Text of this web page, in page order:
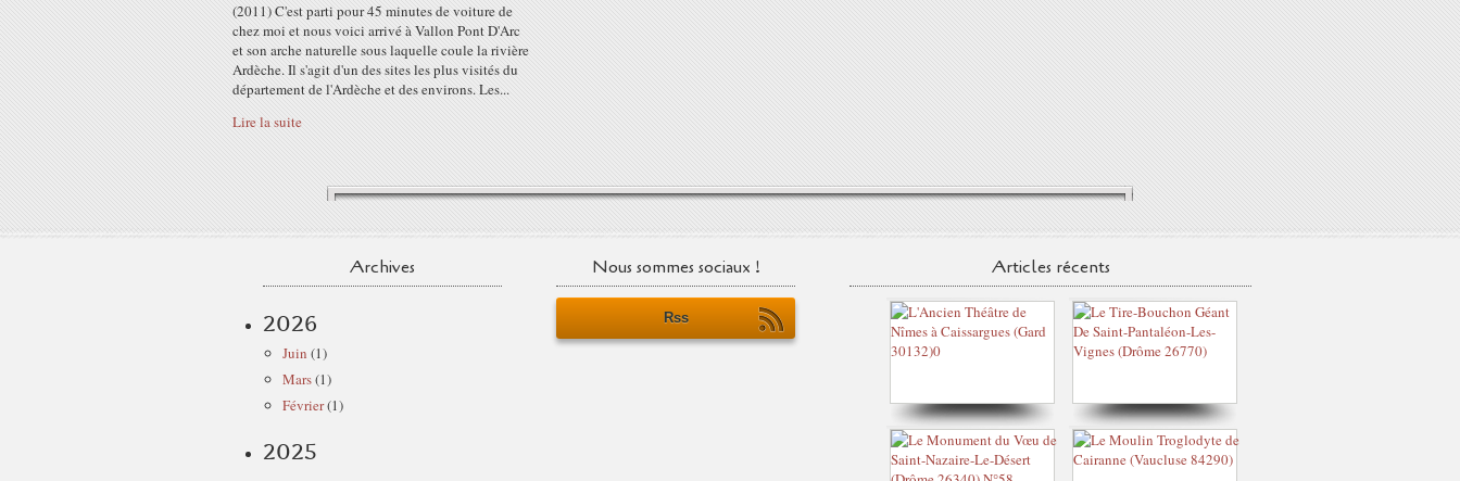
(2011) C'est parti pour 45 minutes de voiture de
chez moi et nous voici arrivé à Vallon Pont D'Arc
et son arche naturelle sous laquelle coule la rivière
Ardèche. Il s'agit d'un des sites les plus visités du
département de l'Ardèche et des environs. Les...
Lire la suite
Archives
2026
Juin (1)
Mars(1)
Février(1)
2025
Nous sommes sociaux !
Rss
Articles récents